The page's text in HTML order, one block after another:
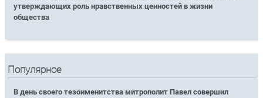
утверждающих роль нравственных ценностей в жизни
общества
Популярное
В день своего тезоименитства митрополит Павел совершил